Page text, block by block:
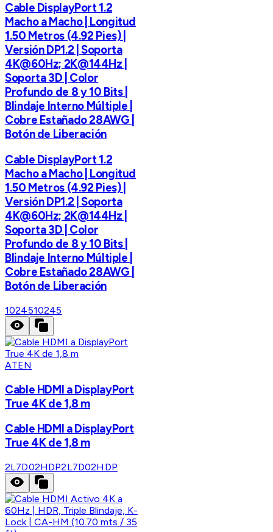
Cable DisplayPort 1.2
Macho a Macho | Longitud
1.50 Metros (4.92 Pies) |
Versión DP1.2 | Soporta
4K@60Hz; 2K@144Hz |
Soporta 3D | Color
Profundo de 8 y 10 Bits |
Blindaje Interno Múltiple |
Cobre Estañado 28AWG |
Botón de Liberación
Cable DisplayPort 1.2
Macho a Macho | Longitud
1.50 Metros (4.92 Pies) |
Versión DP1.2 | Soporta
4K@60Hz; 2K@144Hz |
Soporta 3D | Color
Profundo de 8 y 10 Bits |
Blindaje Interno Múltiple |
Cobre Estañado 28AWG |
Botón de Liberación
1024510245
ATEN
Cable HDMI a DisplayPort
True 4K de 1,8 m
Cable HDMI a DisplayPort
True 4K de 1,8 m
2L7D02HDP2L7D02HDP